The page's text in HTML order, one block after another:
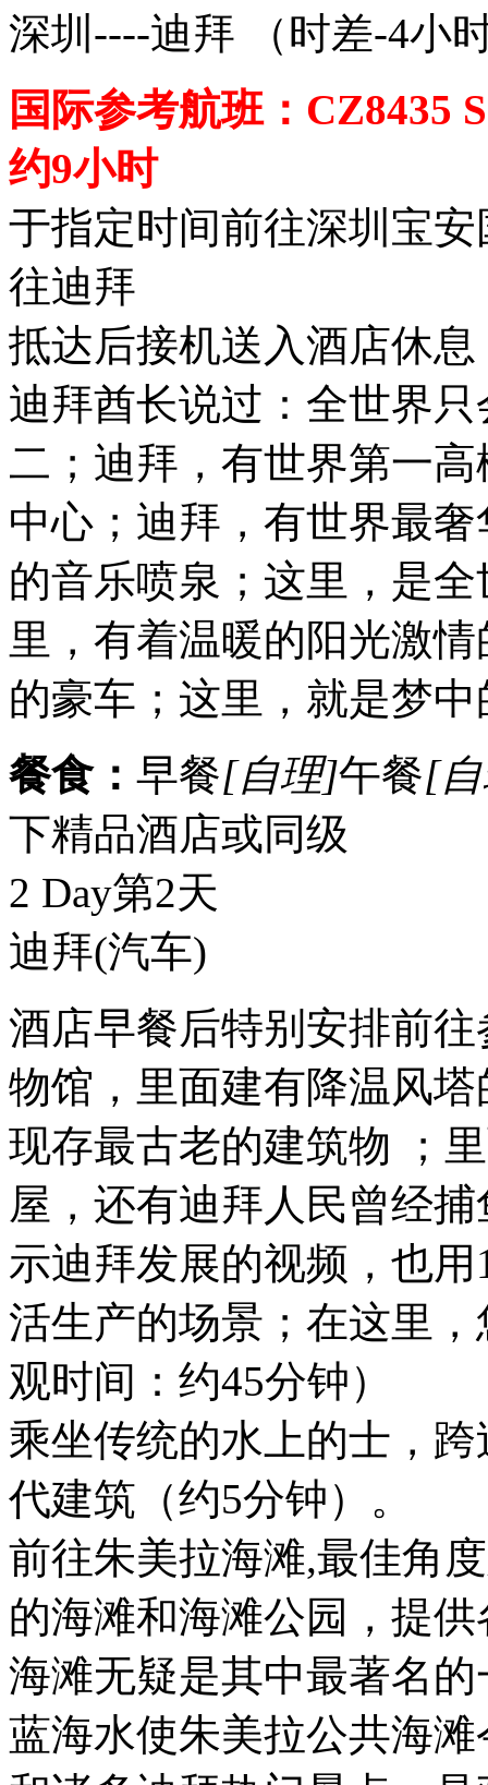
深圳----迪拜 （时差-4小
国际参考航班：CZ8435
约9小时
于指定时间前往深圳宝
往迪拜
抵达后接机送入酒店休息
迪拜酋长说过：全世界
二；迪拜，有世界第一
中心；迪拜，有世界最
的音乐喷泉；这里，是
里，有着温暖的阳光激
的豪车；这里，就是梦
餐食： 早餐[自理]午餐[
下精品酒店或同级
2 Day第2天
迪拜(汽车)
酒店早餐后特别安排前
物馆，里面建有降温风
现存最古老的建筑物 ；
屋，还有迪拜人民曾经
示迪拜发展的视频，也
活生产的场景；在这里
观时间：约45分钟）
乘坐传统的水上的士，
代建筑（约5分钟）。
前往朱美拉海滩,最佳角
的海滩和海滩公园，提
海滩无疑是其中最著名
蓝海水使朱美拉公共海